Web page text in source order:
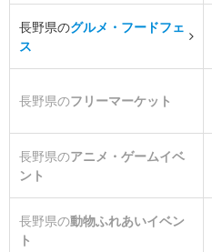
長野県のグルメ・フードフェ
ス
長野県のフリーマーケット
長野県のアニメ・ゲームイベ
ント
長野県の動物ふれあいイベン
ト